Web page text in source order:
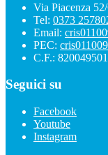
Via Piacenza
Tel: 0373
Email:
PEC:
C.F.:
Seguici su
Facebook
Youtube
Instagram